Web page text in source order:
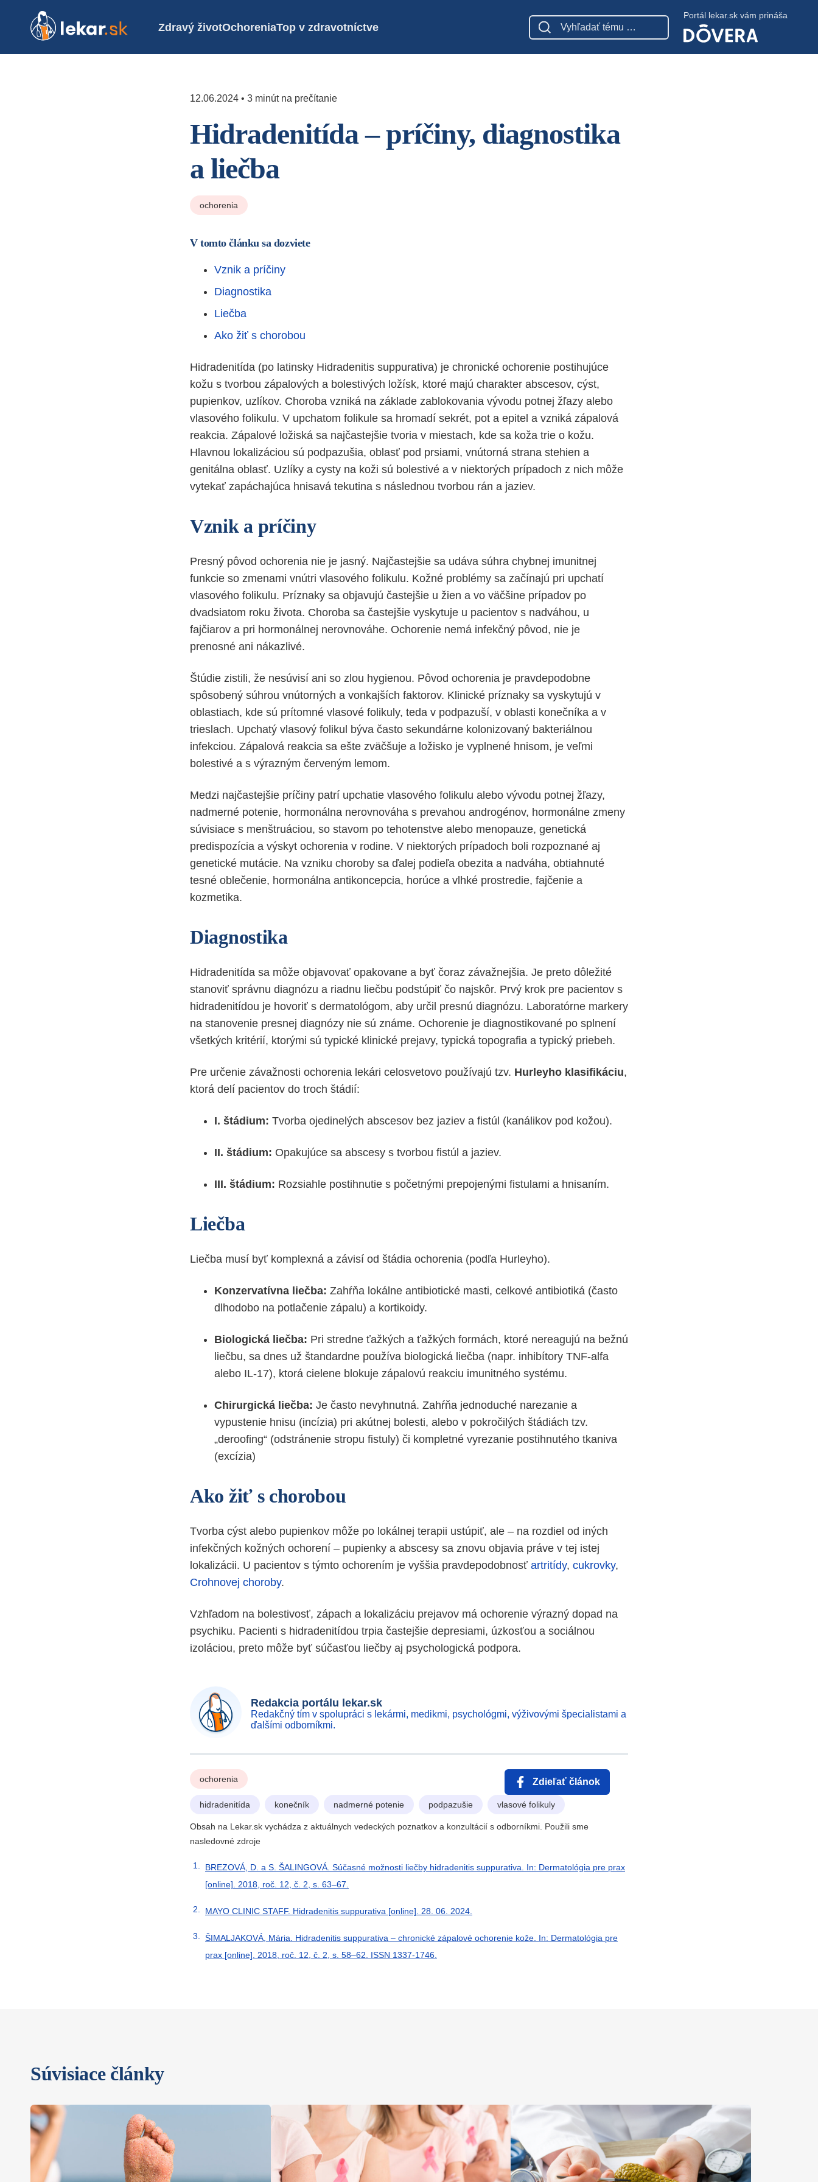
Zdravý životOchoreniaTop v zdravotníctve
Portál lekar.sk vám prináša
12.06.2024 • 3 minút na prečítanie
Hidradenitída – príčiny, diagnostika
a liečba
ochorenia
V tomto článku sa dozviete
Vznik a príčiny
Diagnostika
Liečba
Ako žiť s chorobou
Hidradenitída (po latinsky Hidradenitis suppurativa) je chronické ochorenie postihujúce
kožu s tvorbou zápalových a bolestivých ložísk, ktoré majú charakter abscesov, cýst,
pupienkov, uzlíkov. Choroba vzniká na základe zablokovania vývodu potnej žľazy alebo
vlasového folikulu. V upchatom folikule sa hromadí sekrét, pot a epitel a vzniká zápalová
reakcia. Zápalové ložiská sa najčastejšie tvoria v miestach, kde sa koža trie o kožu.
Hlavnou lokalizáciou sú podpazušia, oblasť pod prsiami, vnútorná strana stehien a
genitálna oblasť. Uzlíky a cysty na koži sú bolestivé a v niektorých prípadoch z nich môže
vytekať zapáchajúca hnisavá tekutina s následnou tvorbou rán a jaziev.
Vznik a príčiny
Presný pôvod ochorenia nie je jasný. Najčastejšie sa udáva súhra chybnej imunitnej
funkcie so zmenami vnútri vlasového folikulu. Kožné problémy sa začínajú pri upchatí
vlasového folikulu. Príznaky sa objavujú častejšie u žien a vo väčšine prípadov po
dvadsiatom roku života. Choroba sa častejšie vyskytuje u pacientov s nadváhou, u
fajčiarov a pri hormonálnej nerovnováhe. Ochorenie nemá infekčný pôvod, nie je
prenosné ani nákazlivé.
Štúdie zistili, že nesúvisí ani so zlou hygienou. Pôvod ochorenia je pravdepodobne
spôsobený súhrou vnútorných a vonkajších faktorov. Klinické príznaky sa vyskytujú v
oblastiach, kde sú prítomné vlasové folikuly, teda v podpazuší, v oblasti konečníka a v
trieslach. Upchatý vlasový folikul býva často sekundárne kolonizovaný bakteriálnou
infekciou. Zápalová reakcia sa ešte zväčšuje a ložisko je vyplnené hnisom, je veľmi
bolestivé a s výrazným červeným lemom.
Medzi najčastejšie príčiny patrí upchatie vlasového folikulu alebo vývodu potnej žľazy,
nadmerné potenie, hormonálna nerovnováha s prevahou androgénov, hormonálne zmeny
súvisiace s menštruáciou, so stavom po tehotenstve alebo menopauze, genetická
predispozícia a výskyt ochorenia v rodine. V niektorých prípadoch boli rozpoznané aj
genetické mutácie. Na vzniku choroby sa ďalej podieľa obezita a nadváha, obtiahnuté
tesné oblečenie, hormonálna antikoncepcia, horúce a vlhké prostredie, fajčenie a
kozmetika.
Diagnostika
Hidradenitída sa môže objavovať opakovane a byť čoraz závažnejšia. Je preto dôležité
stanoviť správnu diagnózu a riadnu liečbu podstúpiť čo najskôr. Prvý krok pre pacientov s
hidradenitídou je hovoriť s dermatológom, aby určil presnú diagnózu. Laboratórne markery
na stanovenie presnej diagnózy nie sú známe. Ochorenie je diagnostikované po splnení
všetkých kritérií, ktorými sú typické klinické prejavy, typická topografia a typický priebeh.
Pre určenie závažnosti ochorenia lekári celosvetovo používajú tzv. Hurleyho klasifikáciu,
ktorá delí pacientov do troch štádií:
I. štádium: Tvorba ojedinelých abscesov bez jaziev a fistúl (kanálikov pod kožou).
II. štádium: Opakujúce sa abscesy s tvorbou fistúl a jaziev.
III. štádium: Rozsiahle postihnutie s početnými prepojenými fistulami a hnisaním.
Liečba
Liečba musí byť komplexná a závisí od štádia ochorenia (podľa Hurleyho).
Konzervatívna liečba: Zahŕňa lokálne antibiotické masti, celkové antibiotiká (často
dlhodobo na potlačenie zápalu) a kortikoidy.
Biologická liečba: Pri stredne ťažkých a ťažkých formách, ktoré nereagujú na bežnú
liečbu, sa dnes už štandardne používa biologická liečba (napr. inhibítory TNF-alfa
alebo IL-17), ktorá cielene blokuje zápalovú reakciu imunitného systému.
Chirurgická liečba: Je často nevyhnutná. Zahŕňa jednoduché narezanie a
vypustenie hnisu (incízia) pri akútnej bolesti, alebo v pokročilých štádiách tzv.
„deroofing“ (odstránenie stropu fistuly) či kompletné vyrezanie postihnutého tkaniva
(excízia)
Ako žiť s chorobou
Tvorba cýst alebo pupienkov môže po lokálnej terapii ustúpiť, ale – na rozdiel od iných
infekčných kožných ochorení – pupienky a abscesy sa znovu objavia práve v tej istej
lokalizácii. U pacientov s týmto ochorením je vyššia pravdepodobnosť artritídy, cukrovky,
Crohnovej choroby.
Vzhľadom na bolestivosť, zápach a lokalizáciu prejavov má ochorenie výrazný dopad na
psychiku. Pacienti s hidradenitídou trpia častejšie depresiami, úzkosťou a sociálnou
izoláciou, preto môže byť súčasťou liečby aj psychologická podpora.
Redakcia portálu lekar.sk
Redakčný tím v spolupráci s lekármi, medikmi, psychológmi, výživovými špecialistami a
ďalšími odborníkmi.
ochorenia Zdieľať článok
hidradenitída konečník nadmerné potenie podpazušie vlasové folikuly
Obsah na Lekar.sk vychádza z aktuálnych vedeckých poznatkov a konzultácií s odborníkmi. Použili sme
nasledovné zdroje
BREZOVÁ, D. a S. ŠALINGOVÁ. Súčasné možnosti liečby hidradenitis suppurativa. In: Dermatológia pre prax
[online]. 2018, roč. 12, č. 2, s. 63–67.
MAYO CLINIC STAFF. Hidradenitis suppurativa [online]. 28. 06. 2024.
ŠIMALJAKOVÁ, Mária. Hidradenitis suppurativa – chronické zápalové ochorenie kože. In: Dermatológia pre
prax [online]. 2018, roč. 12, č. 2, s. 58–62. ISSN 1337-1746.
Súvisiace články